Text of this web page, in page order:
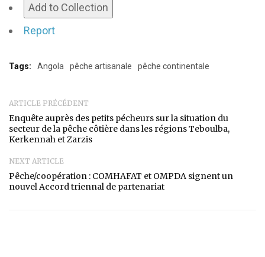
Add to Collection
Report
Tags: Angola pêche artisanale pêche continentale
ARTICLE PRÉCÉDENT
Enquête auprès des petits pécheurs sur la situation du
secteur de la pêche côtière dans les régions Teboulba,
Kerkennah et Zarzis
NEXT ARTICLE
Pêche/coopération : COMHAFAT et OMPDA signent un
nouvel Accord triennal de partenariat